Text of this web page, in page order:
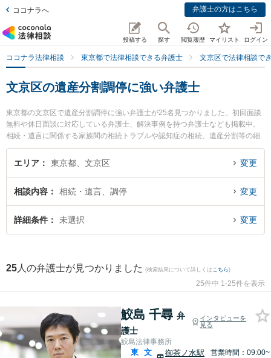
ココナラへ 弁護士の方はこちら
投稿する 探す 閲覧履歴 マイリスト ログイン
ココナラ法律相談 東京都で法律相談できる弁護士 文京区で法律相談で
文京区の遺産分割調停に強い弁護士
東京都の文京区で遺産分割調停に強い弁護士が25名見つかりました。初回面談
無料や休日面談に対応している弁護士、解決事例を持つ弁護士なども掲載中。
相続・遺言に関係する家族間の相続トラブルや認知症の相続、遺産分割等の細
かな分野での絞り込み検索もでき便利です。特に鮫島法律事務所の鮫島 千尋弁
護士や弁護士法人児玉明謙法律事務所の中西 敦信弁護士、壱岐坂下法律事務所
護士に相談したい』『遺産分割調停のトラブル解決の実績豊富な近くの弁護士
を検索したい』『初回相談無料で遺産分割調停を法律相談できる文京区内の弁
護士に相談予約したい』などでお困りの相談者さんにおすすめです。
エリア 東京都、文京区 変更
相談内容 相続・遺言、調停 変更
詳細条件 未選択 変更
25 人の弁護士が見つかりました (検索結果について詳しくは こちら)
25件中 1-25件を表示
鮫島 千尋 弁
護士
インタビューを
見る
鮫島法律事務所
東
文
御茶ノ水駅
営業時間：09:00~